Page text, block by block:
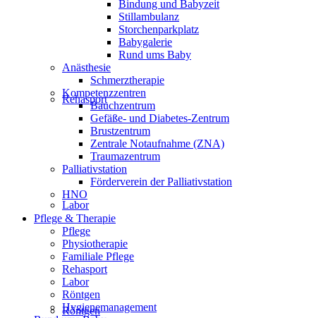
Rehasport
Labor
Röntgen
Bindung und Babyzeit
Stillambulanz
Storchenparkplatz
Babygalerie
Rund ums Baby
Anästhesie
Schmerztherapie
Kompetenzzentren
Bauchzentrum
Gefäße- und Diabetes-Zentrum
Brustzentrum
Zentrale Notaufnahme (ZNA)
Traumazentrum
Palliativstation
Förderverein der Palliativstation
HNO
Pflege & Therapie
Pflege
Physiotherapie
Familiale Pflege
Rehasport
Labor
Röntgen
Hygienemanagement